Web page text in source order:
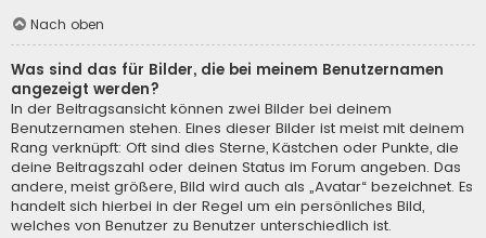
Nach oben
Was sind das für Bilder, die bei meinem Benutzernamen
angezeigt werden?
In der Beitragsansicht können zwei Bilder bei deinem
Benutzernamen stehen. Eines dieser Bilder ist meist mit deinem
Rang verknüpft: Oft sind dies Sterne, Kästchen oder Punkte, die
deine Beitragszahl oder deinen Status im Forum angeben. Das
andere, meist größere, Bild wird auch als „Avatar“ bezeichnet. Es
handelt sich hierbei in der Regel um ein persönliches Bild,
welches von Benutzer zu Benutzer unterschiedlich ist.